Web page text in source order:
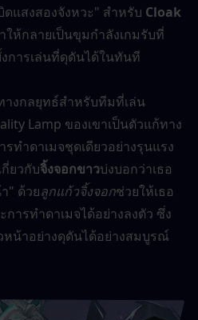
ดแสงสองจังหวะ" สำหรับ Cloak
ให้กลายเป็นขุมกำลังเกมรับที่
การเล่นที่ดุดันได้ในทันที
างกลยุทธ์สำหรับทีมที่เล่น
Lamp ของเขาเป็นตัวแก้ทาง
ทำดาเมจชุดเดียวอย่างรุนแรง
ยวกับจิ้งจอกขาวบ่งบอกว่าเธอ
" ด้วยลูกแก้วจิ้งจอกช่วยให้เธอ
ารทำดาเมจได้อย่างลงตัว ซึ่ง
หน้าอย่างดุดันได้อย่างสมบูรณ์